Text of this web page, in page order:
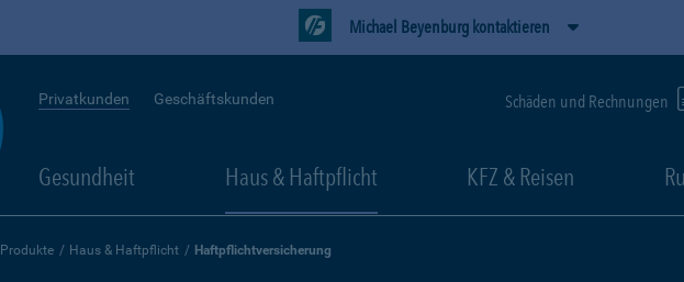
Michael Beyenburg kontaktieren
Privatkunden Geschäftskunden Schäden und Rechnungen
Gesundheit Haus & Haftpflicht KFZ & Reisen
Produkte Haus & Haftpflicht Haftpflichtversicherung